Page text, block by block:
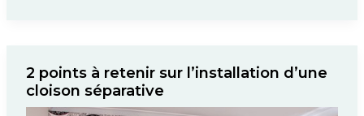
2 points à retenir sur l’installation d’une
cloison séparative